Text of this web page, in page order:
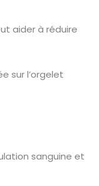
aider à réduire
sur l’orgelet
sanguine et